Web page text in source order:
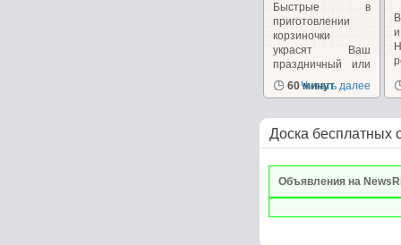
Быстрые в
приготовлении
корзиночки
украсят Ваш
праздничный или
повседневный...
60 минут
Читать далее
Доска бесплатных
Объявления на